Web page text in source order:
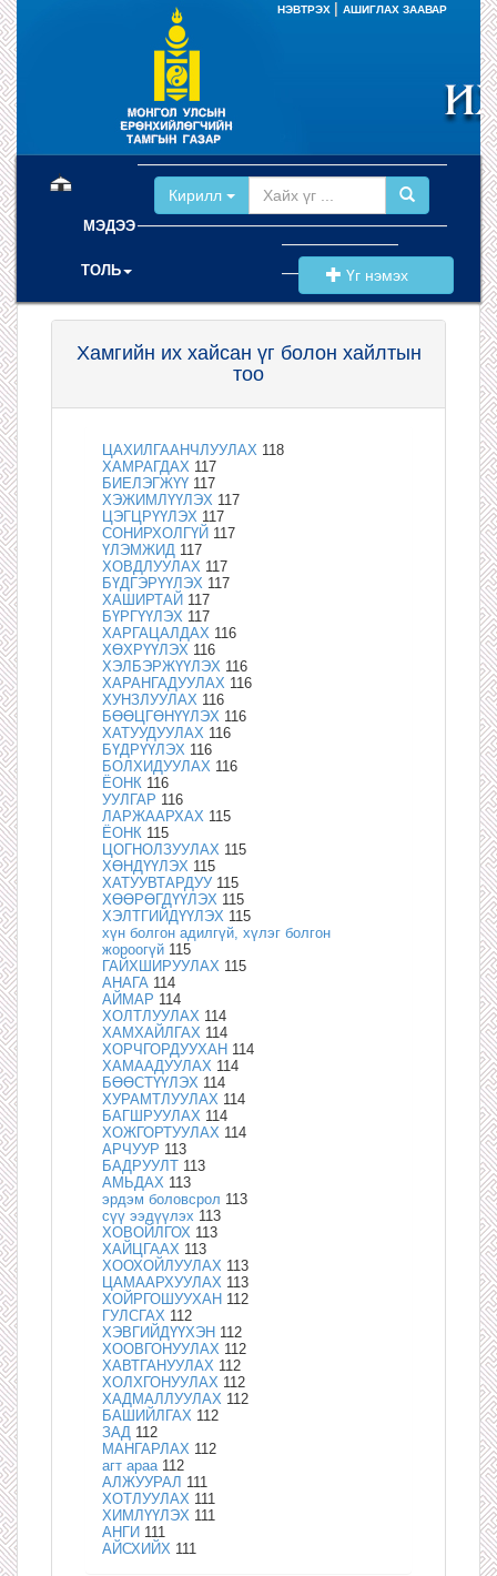
НЭВТРЭХ АШИГЛАХ ЗААВАР
МЭДЭЭ
ТОЛЬ
Кирилл
Үг нэмэх
Хамгийн их хайсан үг болон хайлтын
тоо
ЦАХИЛГААНЧЛУУЛАХ 118
ХАМРАГДАХ 117
БИЕЛЭГЖҮҮ 117
ХЭЖИМЛҮҮЛЭХ 117
ЦЭГЦРҮҮЛЭХ 117
СОНИРХОЛГҮЙ 117
ҮЛЭМЖИД 117
ХОВДЛУУЛАХ 117
БҮДГЭРҮҮЛЭХ 117
ХАШИРТАЙ 117
БҮРГҮҮЛЭХ 117
ХАРГАЦАЛДАХ 116
ХӨХРҮҮЛЭХ 116
ХЭЛБЭРЖҮҮЛЭХ 116
ХАРАНГАДУУЛАХ 116
ХУНЗЛУУЛАХ 116
БӨӨЦГӨНҮҮЛЭХ 116
ХАТУУДУУЛАХ 116
БҮДРҮҮЛЭХ 116
БОЛХИДУУЛАХ 116
ЁОНК 116
УУЛГАР 116
ЛАРЖААРХАХ 115
ЁОНК 115
ЦОГНОЛЗУУЛАХ 115
ХӨНДҮҮЛЭХ 115
ХАТУУВТАРДУУ 115
ХӨӨРӨГДҮҮЛЭХ 115
ХЭЛТГИЙДҮҮЛЭХ 115
хүн болгон адилгүй, хүлэг болгон
жороогүй 115
ГАЙХШИРУУЛАХ 115
АНАГА 114
АЙМАР 114
ХОЛТЛУУЛАХ 114
ХАМХАЙЛГАХ 114
ХОРЧГОРДУУХАН 114
ХАМААДУУЛАХ 114
БӨӨСТҮҮЛЭХ 114
ХУРАМТЛУУЛАХ 114
БАГШРУУЛАХ 114
ХОЖГОРТУУЛАХ 114
АРЧУУР 113
БАДРУУЛТ 113
АМЬДАХ 113
эрдэм боловсрол 113
сүү ээдүүлэх 113
ХОВОЙЛГОХ 113
ХАЙЦГААХ 113
ХООХОЙЛУУЛАХ 113
ЦАМААРХУУЛАХ 113
ХОЙРГОШУУХАН 112
ГУЛСГАХ 112
ХЭВГИЙДҮҮХЭН 112
ХООВГОНУУЛАХ 112
ХАВТГАНУУЛАХ 112
ХОЛХГОНУУЛАХ 112
ХАДМАЛЛУУЛАХ 112
БАШИЙЛГАХ 112
ЗАД 112
МАНГАРЛАХ 112
агт араа 112
АЛЖУУРАЛ 111
ХОТЛУУЛАХ 111
ХИМЛҮҮЛЭХ 111
АНГИ 111
АЙСХИЙХ 111